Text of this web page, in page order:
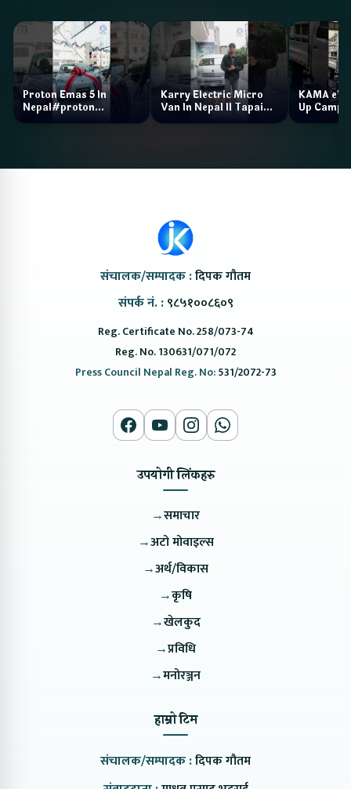
Proton Emas 5 In
Nepal#proton
#protonemas5#protonnepal#evcarnepal
Karry Electric Micro
Van In Nepal II Tapaiko
Bazar II Jankari
KAMA eV
Up Camp
संचालक/सम्पादक :दिपक गौतम
संपर्क नं. : ९८५१००८६०९
Reg. Certificate No. 258/073-74
Reg. No. 130631/071/072
Press Council Nepal Reg. No:531/2072-73
उपयोगी लिंकहरु
→समाचार
→अटो मोवाइल्स
→अर्थ/विकास
→कृषि
→खेलकुद
→प्रविधि
→मनोरञ्जन
हाम्रो टिम
संचालक/सम्पादक :दिपक गौतम